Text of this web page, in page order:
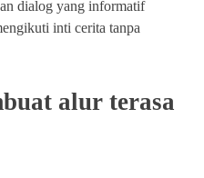
dialog yang informatif
inti cerita tanpa
alur terasa